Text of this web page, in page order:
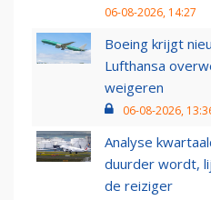
06-08-2026, 14:27
Boeing krijgt
Lufthansa
weigeren
06-08-2026,
Analyse
duurder wordt,
de reiziger